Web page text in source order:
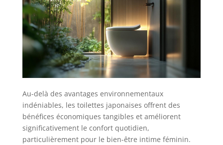
Au-delà des avantages environnementaux
indéniables, les toilettes japonaises offrent des
bénéfices économiques tangibles et améliorent
significativement le confort quotidien,
particulièrement pour le bien-être intime féminin.